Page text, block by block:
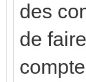
des
de